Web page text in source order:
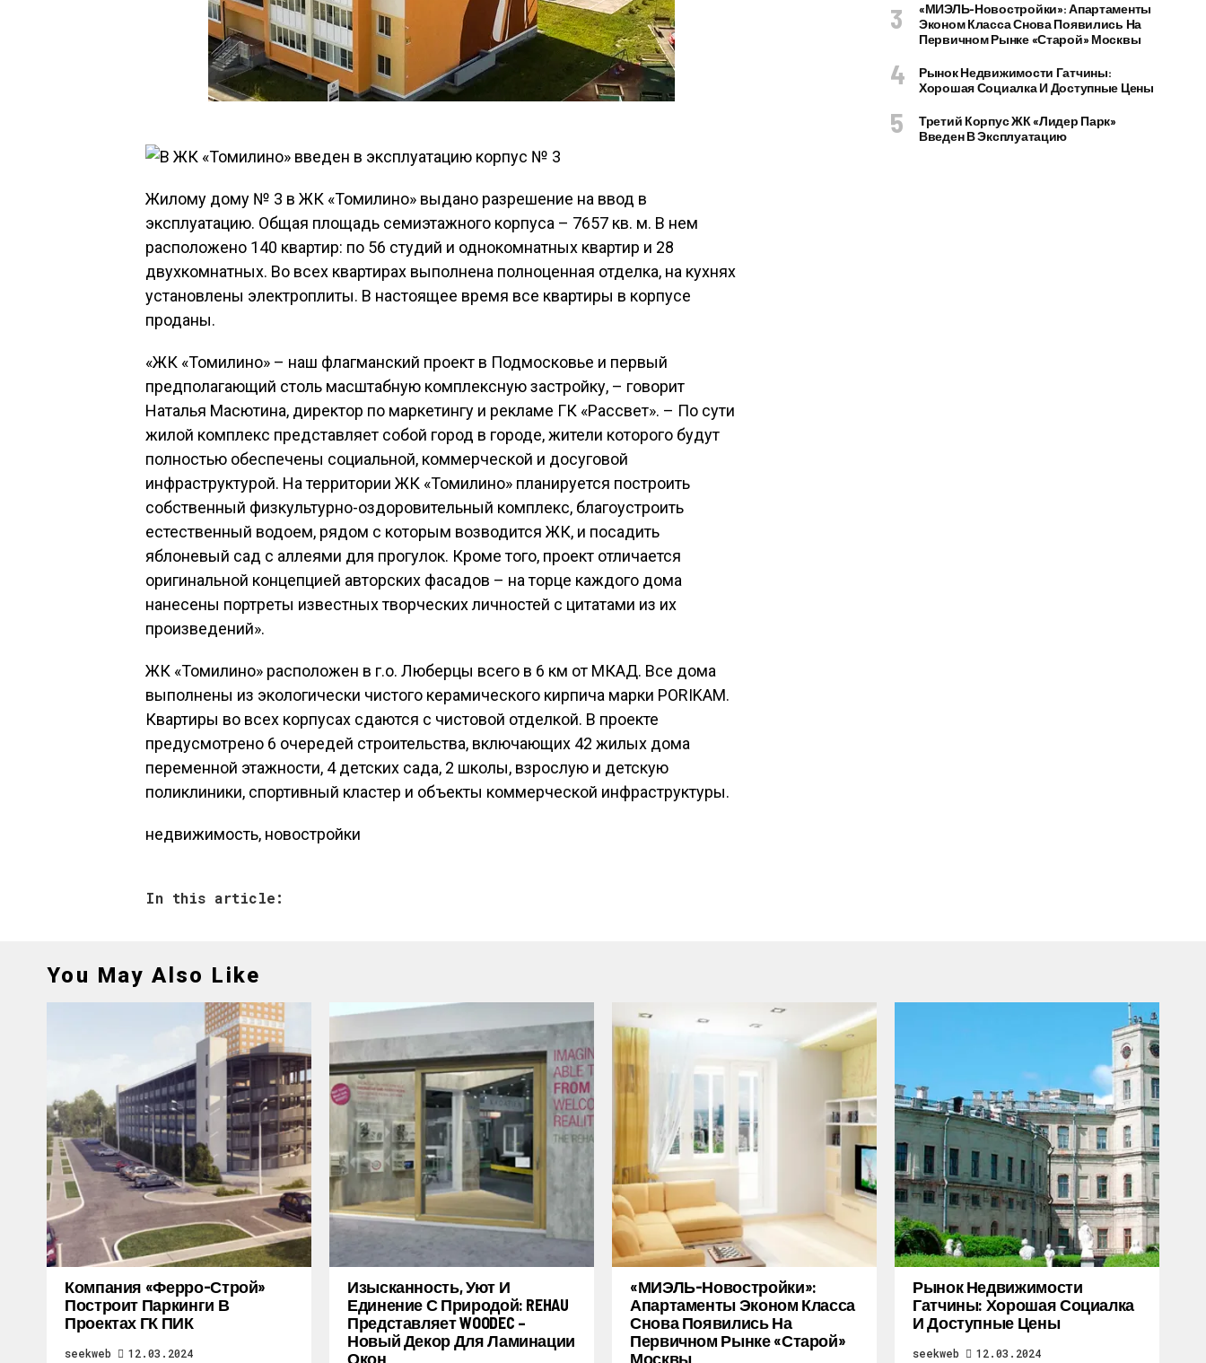
Жилому дому № 3 в ЖК «Томилино» выдано разрешение на ввод в
эксплуатацию. Общая площадь семиэтажного корпуса – 7657 кв. м. В нем
расположено 140 квартир: по 56 студий и однокомнатных квартир и 28
двухкомнатных. Во всех квартирах выполнена полноценная отделка, на кухнях
установлены электроплиты. В настоящее время все квартиры в корпусе
проданы.
«ЖК «Томилино» – наш флагманский проект в Подмосковье и первый
предполагающий столь масштабную комплексную застройку, – говорит
Наталья Масютина, директор по маркетингу и рекламе ГК «Рассвет». – По сути
жилой комплекс представляет собой город в городе, жители которого будут
полностью обеспечены социальной, коммерческой и досуговой
инфраструктурой. На территории ЖК «Томилино» планируется построить
собственный физкультурно-оздоровительный комплекс, благоустроить
естественный водоем, рядом с которым возводится ЖК, и посадить
яблоневый сад с аллеями для прогулок. Кроме того, проект отличается
оригинальной концепцией авторских фасадов – на торце каждого дома
нанесены портреты известных творческих личностей с цитатами из их
произведений».
ЖК «Томилино» расположен в г.о. Люберцы всего в 6 км от МКАД. Все дома
выполнены из экологически чистого керамического кирпича марки PORIKAM.
Квартиры во всех корпусах сдаются с чистовой отделкой. В проекте
предусмотрено 6 очередей строительства, включающих 42 жилых дома
переменной этажности, 4 детских сада, 2 школы, взрослую и детскую
поликлиники, спортивный кластер и объекты коммерческой инфраструктуры.
недвижимость, новостройки
In this article:
«МИЭЛЬ-Новостройки»: Апартаменты
Эконом Класса Снова Появились На
Первичном Рынке «старой» Москвы
Рынок Недвижимости Гатчины:
Хорошая Социалка И Доступные Цены
Третий Корпус ЖК «Лидер Парк»
Введен В Эксплуатацию
You May Also Like
Компания «Ферро-Строй»
Построит Паркинги В
Проектах ГК ПИК
seekweb 12.03.2024
Изысканность, Уют И
Единение С Природой: REHAU
Представляет WOODEC –
Новый Декор Для Ламинации
Окон
«МИЭЛЬ-Новостройки»:
Апартаменты Эконом Класса
Снова Появились На
Первичном Рынке «старой»
Москвы
Рынок Недвижимости
Гатчины: Хорошая Социалка
И Доступные Цены
seekweb 12.03.2024